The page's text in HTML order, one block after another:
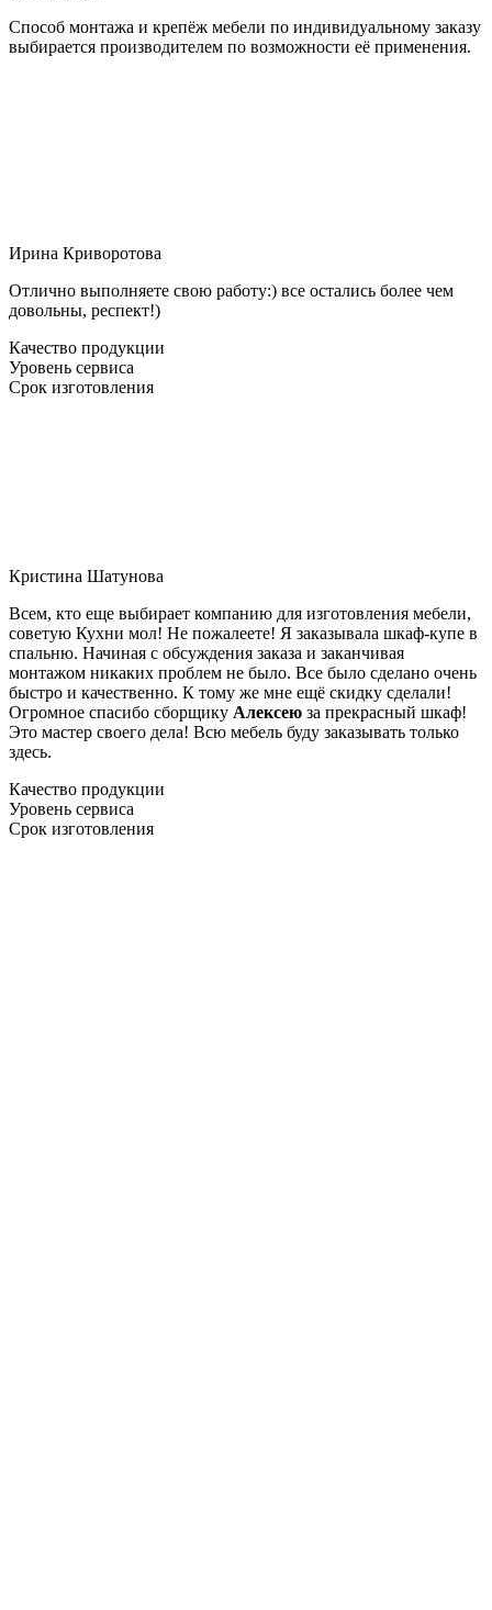
Способ монтажа и крепёж мебели по индивидуальному заказу
выбирается производителем по возможности её применения.
Ирина Криворотова
Отлично выполняете свою работу:) все остались более чем
довольны, респект!)
Качество продукции
Уровень сервиса
Срок изготовления
Кристина Шатунова
Всем, кто еще выбирает компанию для изготовления мебели,
советую Кухни мол! Не пожалеете! Я заказывала шкаф-купе в
спальню. Начиная с обсуждения заказа и заканчивая
монтажом никаких проблем не было. Все было сделано очень
быстро и качественно. К тому же мне ещё скидку сделали!
Огромное спасибо сборщику Алексею за прекрасный шкаф!
Это мастер своего дела! Всю мебель буду заказывать только
здесь.
Качество продукции
Уровень сервиса
Срок изготовления